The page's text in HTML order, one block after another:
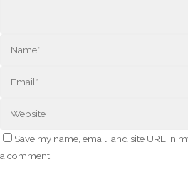
Save my name, email, and site URL in
a comment.